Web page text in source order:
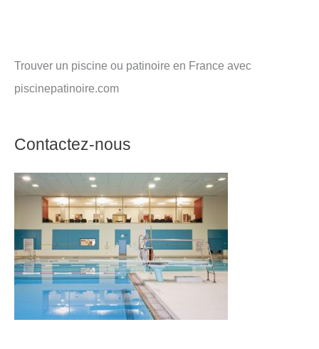
Trouver un piscine ou patinoire en France avec
piscinepatinoire.com
Contactez-nous